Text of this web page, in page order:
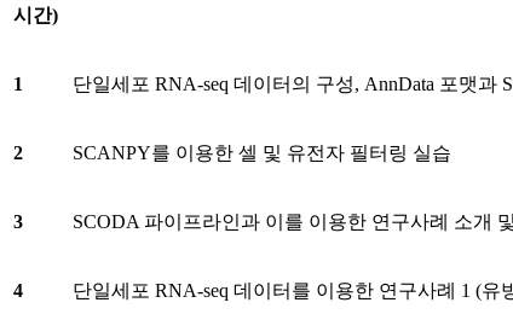
시간)
1 단일세포 RNA-seq 데이터의 구성, AnnData 포맷과
2 SCANPY를 이용한 셀 및 유전자 필터링 실습
3 SCODA 파이프라인과 이를 이용한 연구사례 소개
4 단일세포 RNA-seq 데이터를 이용한 연구사례 1 (